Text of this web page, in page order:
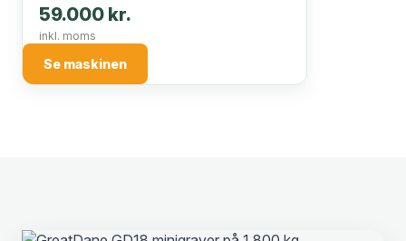
59.000 kr.
inkl. moms
Se maskinen